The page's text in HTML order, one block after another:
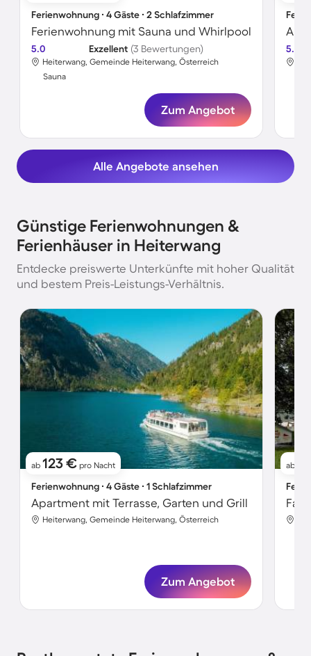
Ferienwohnung ∙ 4 Gäste ∙ 2 Schlafzimmer
Ferienwohnung mit Sauna und Whirlpool
5.0 Exzellent (3 Bewertungen)
Heiterwang, Gemeinde Heiterwang, Österreich
Sauna
Zum Angebot
5.0
Alle Angebote ansehen
Günstige Ferienwohnungen &
Ferienhäuser in Heiterwang
Entdecke preiswerte Unterkünfte mit hoher Qualität
und bestem Preis-Leistungs-Verhältnis.
ab 123 € pro Nacht
Ferienwohnung ∙ 4 Gäste ∙ 1 Schlafzimmer
Apartment mit Terrasse, Garten und Grill
Heiterwang, Gemeinde Heiterwang, Österreich
Zum Angebot
ab